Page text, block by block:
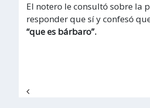
El notero le consultó sobre la
responder que sí y confesó
“que es bárbaro”.